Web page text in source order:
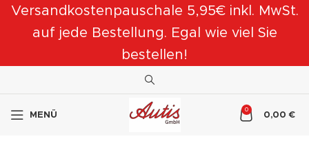
Versandkostenpauschale 5,95€ inkl. MwSt.
auf jede Bestellung. Egal wie viel Sie
bestellen!
MENÜ
0
0,00€